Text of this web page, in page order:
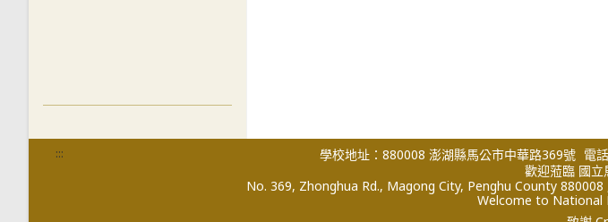
::: 學校地址：880008 澎湖縣馬公市中華路369號 電
歡迎蒞臨 國立
No. 369, Zhonghua Rd., Magong City, Penghu County 880008 ,
Welcome to National